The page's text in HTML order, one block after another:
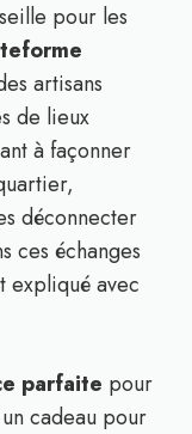
pour les
artisans
de lieux
à façonner
déconnecter
ces échanges
expliqué avec
parfaite pour
cadeau pour